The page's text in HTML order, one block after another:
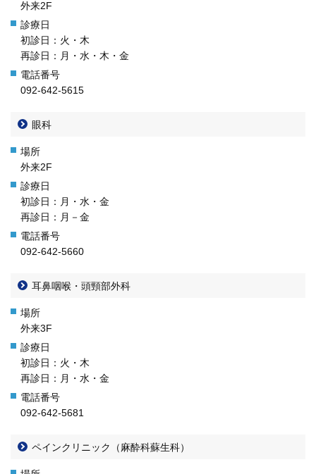
外来2F
初診日：火・木
再診日：月・水・木・金
092-642-5615
眼科
外来2F
初診日：月・水・金
再診日：月－金
092-642-5660
耳鼻咽喉・頭頸部外科
外来3F
初診日：火・木
再診日：月・水・金
092-642-5681
ペインクリニック（麻酔科蘇生科）